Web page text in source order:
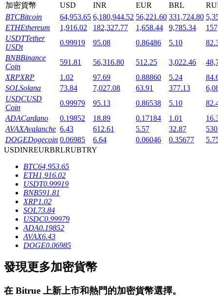
Launchpool
活期質押獲得熱門資產
輕鬆獲得多重福利
借貸數字貨幣，及時且安全的服務
加密貨幣 USD INR EUR BRL
BTCBitcoin 64,953.65 6,180,944.52 56,221.60 331,724.80
ETHEthereum 1,916.02 182,327.77 1,658.44 9,785.34
USDTTether
USDt
0.99919 95.08 0.86486 5.10
BNBBinance
Coin
591.81 56,316.80 512.25 3,022.46
XRPXRP 1.02 97.69 0.88860 5.24
SOLSolana 73.84 7,027.08 63.91 377.13
USDCUSD
Coin
0.99979 95.13 0.86538 5.10
ADACardano 0.19852 18.89 0.17184 1.01
AVAXAvalanche 6.43 612.61 5.57 32.87
DOGEDogecoin 0.06985 6.64 0.06046 0.35677
USDINREURBRLRUBTRY
BTC64,953.65
ETH1,916.02
USDT0.99919
BNB591.81
XRP1.02
SOL73.84
USDC0.99979
ADA0.19852
AVAX6.43
DOGE0.06985
發現更多加密貨幣
在 Bitrue 上新上市和熱門的加密貨幣選擇。